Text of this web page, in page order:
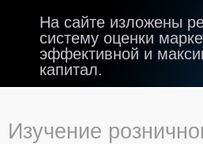
На сайте изложены
систему оценки
эффективной и
капитал.
Изучение